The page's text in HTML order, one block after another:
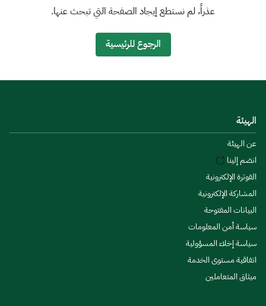
عذراً، لم نستطع إيجاد الصفحة التي تبحث عنها.
الرجوع للرئيسية
الهيئة
عن الهيئة
انضم إلينا
الفوترة الإلكترونية
المشاركة الإلكترونية
البيانات المفتوحة
سياسة أمن المعلومات
سياسة إخلاء المسؤولية
اتفاقية مستوى الخدمة
ميثاق المتعاملين